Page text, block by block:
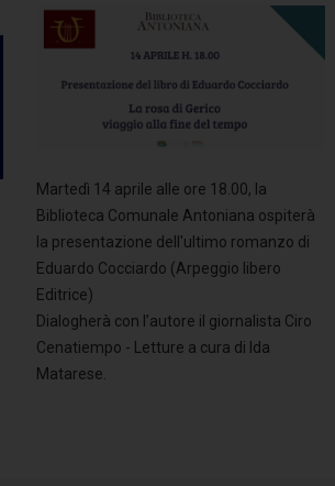
Martedì 14 aprile alle ore 18.00, la
Biblioteca Comunale Antoniana ospiterà
la presentazione dell'ultimo romanzo di
Eduardo Cocciardo (Arpeggio libero
Editrice)
Dialogherà con l’autore il giornalista Ciro
Cenatiempo - Letture a cura di Ida
Matarese.